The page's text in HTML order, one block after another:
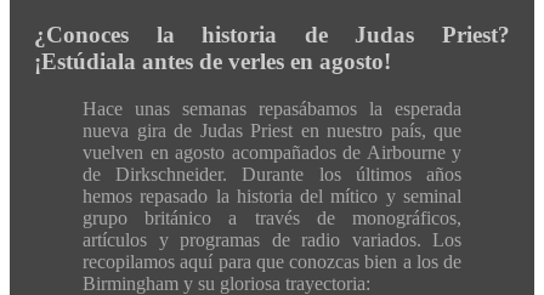
¿Conoces la historia de Judas Priest?
¡Estúdiala antes de verles en agosto!
Hace unas semanas repasábamos la esperada
nueva gira de Judas Priest en nuestro país, que
vuelven en agosto acompañados de Airbourne y
de Dirkschneider. Durante los últimos años
hemos repasado la historia del mítico y seminal
grupo británico a través de monográficos,
artículos y programas de radio variados. Los
recopilamos aquí para que conozcas bien a los de
Birmingham y su gloriosa trayectoria: